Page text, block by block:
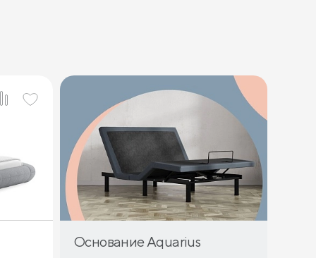
Основание Aquarius